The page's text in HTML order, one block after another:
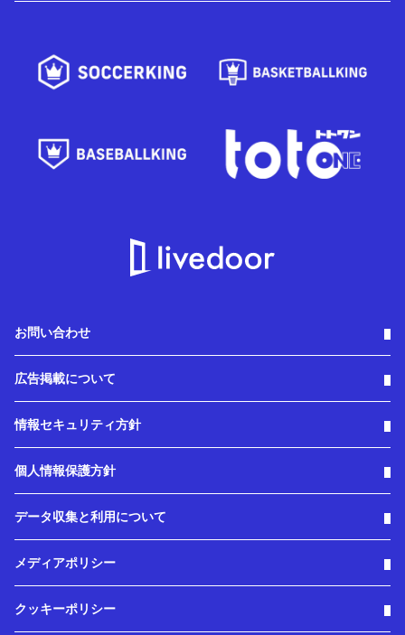
お問い合わせ
広告掲載について
情報セキュリティ方針
個人情報保護方針
データ収集と利用について
メディアポリシー
クッキーポリシー